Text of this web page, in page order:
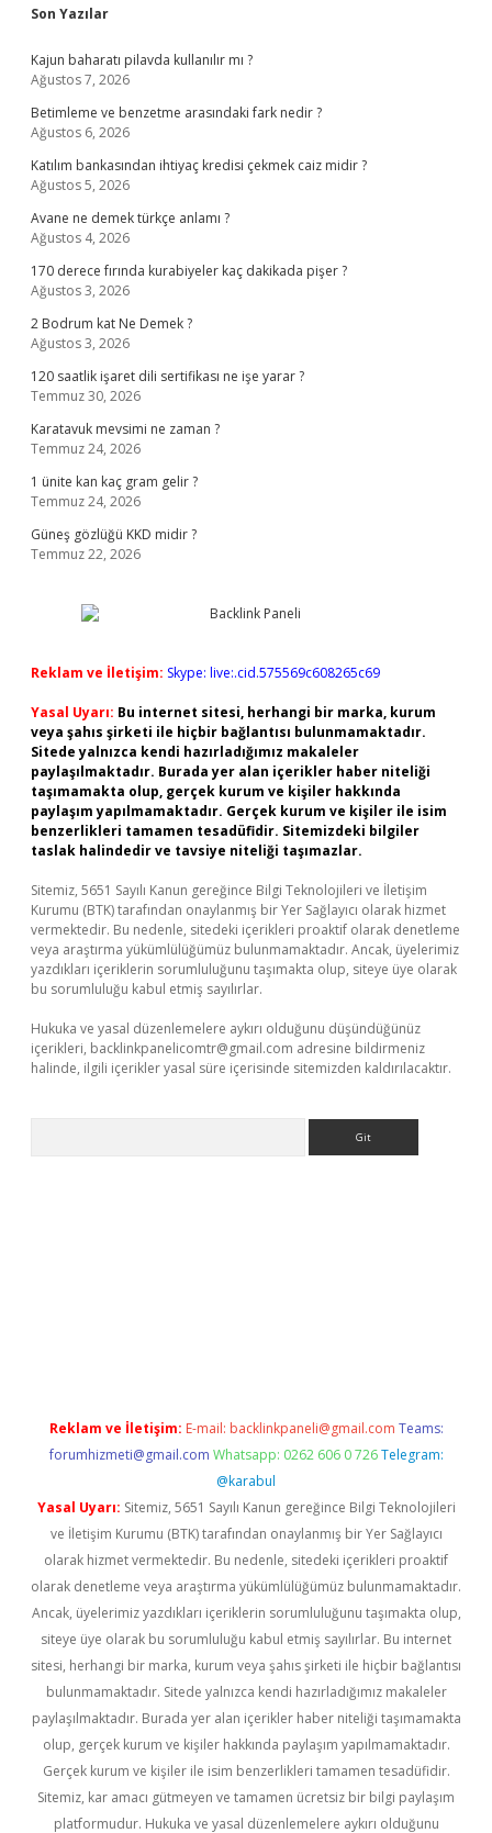
Sidebar
Son Yazılar
Kajun baharatı pilavda kullanılır mı ?
Ağustos 7, 2026
Betimleme ve benzetme arasındaki fark nedir ?
Ağustos 6, 2026
Katılım bankasından ihtiyaç kredisi çekmek caiz midir ?
Ağustos 5, 2026
Avane ne demek türkçe anlamı ?
Ağustos 4, 2026
170 derece fırında kurabiyeler kaç dakikada pişer ?
Ağustos 3, 2026
2 Bodrum kat Ne Demek ?
Ağustos 3, 2026
120 saatlik işaret dili sertifikası ne işe yarar ?
Temmuz 30, 2026
Karatavuk mevsimi ne zaman ?
Temmuz 24, 2026
1 ünite kan kaç gram gelir ?
Temmuz 24, 2026
Güneş gözlüğü KKD midir ?
Temmuz 22, 2026
Reklam ve İletişim: Skype: live:.cid.575569c608265c69
Yasal Uyarı: Bu internet sitesi, herhangi bir marka, kurum
veya şahıs şirketi ile hiçbir bağlantısı bulunmamaktadır.
Sitede yalnızca kendi hazırladığımız makaleler
paylaşılmaktadır. Burada yer alan içerikler haber niteliği
taşımamakta olup, gerçek kurum ve kişiler hakkında
paylaşım yapılmamaktadır. Gerçek kurum ve kişiler ile isim
benzerlikleri tamamen tesadüfidir. Sitemizdeki bilgiler
taslak halindedir ve tavsiye niteliği taşımazlar.
Sitemiz, 5651 Sayılı Kanun gereğince Bilgi Teknolojileri ve İletişim
Kurumu (BTK) tarafından onaylanmış bir Yer Sağlayıcı olarak hizmet
vermektedir. Bu nedenle, sitedeki içerikleri proaktif olarak denetleme
veya araştırma yükümlülüğümüz bulunmamaktadır. Ancak, üyelerimiz
yazdıkları içeriklerin sorumluluğunu taşımakta olup, siteye üye olarak
bu sorumluluğu kabul etmiş sayılırlar.
Hukuka ve yasal düzenlemelere aykırı olduğunu düşündüğünüz
içerikleri, backlinkpanelicomtr@gmail.com adresine bildirmeniz
halinde, ilgili içerikler yasal süre içerisinde sitemizden kaldırılacaktır.
Reklam ve İletişim: E-mail: backlinkpaneli@gmail.com Teams:
forumhizmeti@gmail.com Whatsapp: 0262 606 0 726 Telegram:
@karabul
Yasal Uyarı: Sitemiz, 5651 Sayılı Kanun gereğince Bilgi Teknolojileri
ve İletişim Kurumu (BTK) tarafından onaylanmış bir Yer Sağlayıcı
olarak hizmet vermektedir. Bu nedenle, sitedeki içerikleri proaktif
olarak denetleme veya araştırma yükümlülüğümüz bulunmamaktadır.
Ancak, üyelerimiz yazdıkları içeriklerin sorumluluğunu taşımakta olup,
siteye üye olarak bu sorumluluğu kabul etmiş sayılırlar. Bu internet
sitesi, herhangi bir marka, kurum veya şahıs şirketi ile hiçbir bağlantısı
bulunmamaktadır. Sitede yalnızca kendi hazırladığımız makaleler
paylaşılmaktadır. Burada yer alan içerikler haber niteliği taşımamakta
olup, gerçek kurum ve kişiler hakkında paylaşım yapılmamaktadır.
Gerçek kurum ve kişiler ile isim benzerlikleri tamamen tesadüfidir.
Sitemiz, kar amacı gütmeyen ve tamamen ücretsiz bir bilgi paylaşım
platformudur. Hukuka ve yasal düzenlemelere aykırı olduğunu